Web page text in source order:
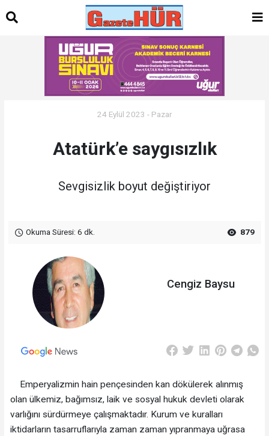
24 Eylül 2023 - Pazar
Atatürk’e saygısızlık
Sevgisizlik boyut değiştiriyor
Okuma Süresi: 6 dk. 879
Cengiz Baysu
Emperyalizmin hain pençesinden kan dökülerek alınmış
olan ülkemiz, bağımsız, laik ve sosyal hukuk devleti olarak
varlığını sürdürmeye çalışmaktadır. Kurum ve kuralları
iktidarların tasarruflarıyla zaman zaman yıpranmaya uğrasa